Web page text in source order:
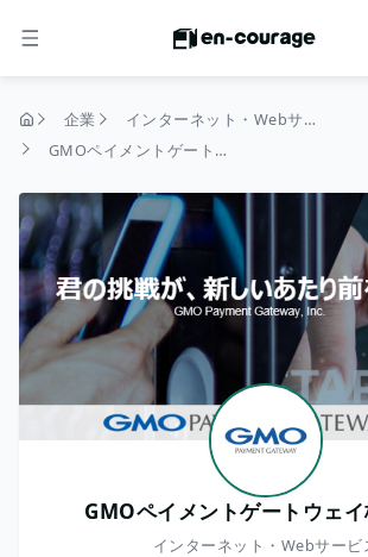
メニュー
企業
インターネット・Webサービス
GMOペイメントゲートウェイ株式会社
GMOペイメントゲートウェ
インターネット・Webサービ